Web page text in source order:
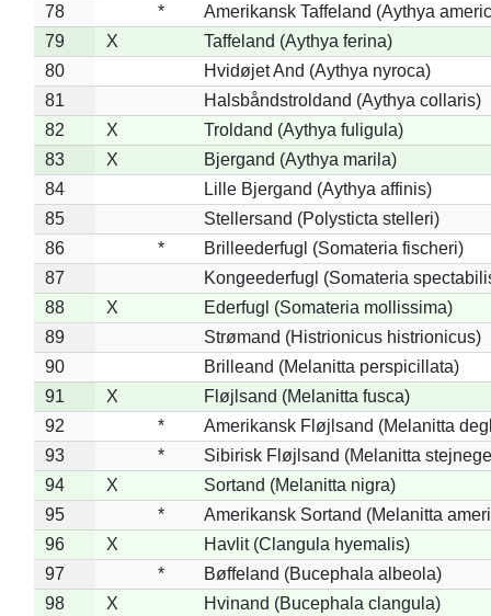
78
*
Amerikansk Taffeland (Aythya
79
X
Taffeland (Aythya ferina)
80
Hvidøjet And (Aythya nyroca)
81
Halsbåndstroldand (Aythya collaris)
82
X
Troldand (Aythya fuligula)
83
X
Bjergand (Aythya marila)
84
Lille Bjergand (Aythya affinis)
85
Stellersand (Polysticta stelleri)
86
*
Brilleederfugl (Somateria fischeri)
87
Kongeederfugl (Somateria
88
X
Ederfugl (Somateria mollissima)
89
Strømand (Histrionicus histrionicus)
90
Brilleand (Melanitta perspicillata)
91
X
Fløjlsand (Melanitta fusca)
92
*
Amerikansk Fløjlsand (Melanitta
93
*
Sibirisk Fløjlsand (Melanitta
94
X
Sortand (Melanitta nigra)
95
*
Amerikansk Sortand (Melanitta
96
X
Havlit (Clangula hyemalis)
97
*
Bøffeland (Bucephala albeola)
98
X Hvinand (Bucephala clangula)